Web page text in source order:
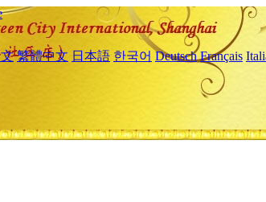
繁體中文 日本語 한국어 Deutsch Français